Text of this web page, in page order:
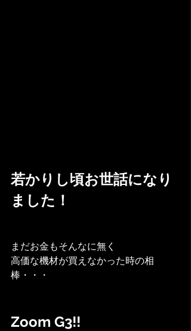
若かりし頃お世話になり
ました！
まだお金もそんなに無く
高価な機材が買えなかった時の相
棒・・・
Zoom G3!!